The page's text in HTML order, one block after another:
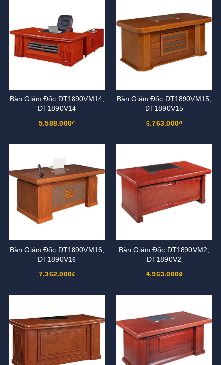
Bàn Giám Đốc DT1890VM14,
DT1890V14
5.588.000₫
Bàn Giám Đốc DT1890VM15,
DT1890V15
6.763.000₫
Bàn Giám Đốc DT1890VM16,
DT1890V16
7.362.000₫
Bàn Giám Đốc DT1890VM2,
DT1890V2
4.963.000₫